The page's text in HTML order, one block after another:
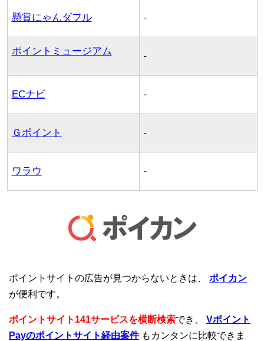
懸賞にゃんダフル -
ポイントミュージアム -
ECナビ -
Ｇポイント -
ワラウ -
ポイントサイトの広告が見つからないときは、 ポイカン
が便利です。
ポイントサイト141サービスを横断検索でき、 Vポイント
Payのポイントサイト経由案件もカンタンに比較できま